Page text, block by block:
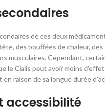
de ces deux
des bouffées de chaleur,
musculaires. Cependant,
le Cialis peut avoir moins
en raison de sa longue durée
accessibilité